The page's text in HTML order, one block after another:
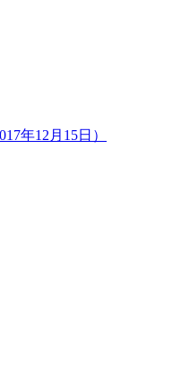
年12月15日）